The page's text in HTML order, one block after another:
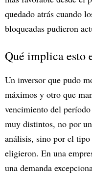
quedado atrás cuando
bloqueadas pudieron
Qué implica esto
Un inversor que pudo
máximos y otro que
vencimiento del
muy distintos, no por
análisis, sino por el
eligieron. En una
una demanda